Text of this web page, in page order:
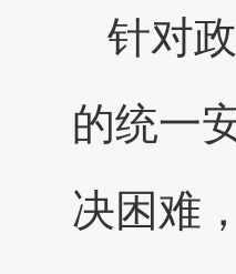
针对
的统一
决困难